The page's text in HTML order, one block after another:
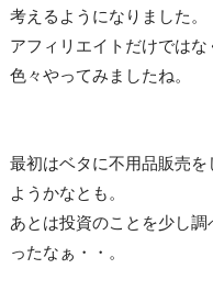
考えるようになりました。
アフィリエイトだけではな
色々やってみましたね。
最初はベタに不用品販売を
ようかなとも。
あとは投資のことを少し
ったなぁ・・。